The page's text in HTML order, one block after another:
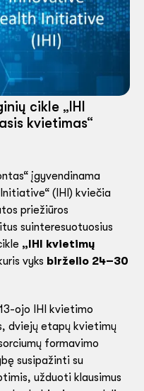
cikle „IHI
kvietimas“
įgyvendinama
(IHI) kviečia
priežiūros
suinteresuotuosius
„IHI kvietimų
vyks birželio 24–30
ojo IHI kvietimo
dviejų etapų kvietimų
formavimo
susipažinti su
užduoti klausimus